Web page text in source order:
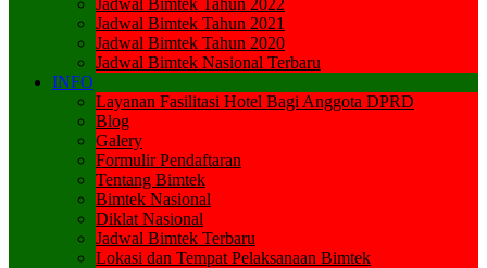
Jadwal Bimtek Tahun 2022
Jadwal Bimtek Tahun 2021
Jadwal Bimtek Tahun 2020
Jadwal Bimtek Nasional Terbaru
INFO
Layanan Fasilitasi Hotel Bagi Anggota DPRD
Blog
Galery
Formulir Pendaftaran
Tentang Bimtek
Bimtek Nasional
Diklat Nasional
Jadwal Bimtek Terbaru
Lokasi dan Tempat Pelaksanaan Bimtek